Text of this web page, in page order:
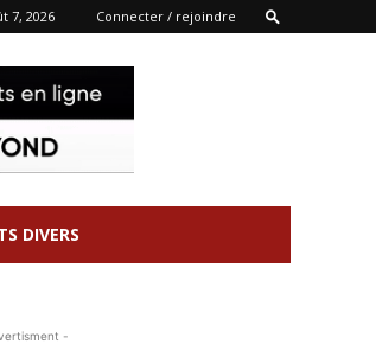
7, 2026 Connecter / rejoindre
DIVERS
-